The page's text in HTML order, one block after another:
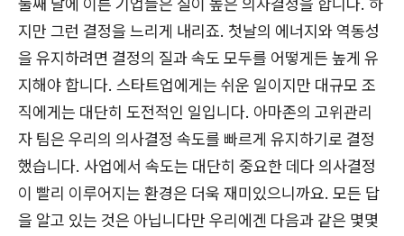
지만 그런 결정을 느리게 내리죠. 첫날의 에너지와 역동성
을 유지하려면 결정의 질과 속도 모두를 어떻게든 높게 유
지해야 합니다. 스타트업에게는 쉬운 일이지만 대규모 조
직에게는 대단히 도전적인 일입니다. 아마존의 고위관리
자 팀은 우리의 의사결정 속도를 빠르게 유지하기로 결정
했습니다. 사업에서 속도는 대단히 중요한 데다 의사결정
이 빨리 이루어지는 환경은 더욱 재미있으니까요. 모든 답
을 알고 있는 것은 아닙니다만 우리에겐 다음과 같은 몇몇